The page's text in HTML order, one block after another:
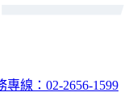
專線：02-2656-1599